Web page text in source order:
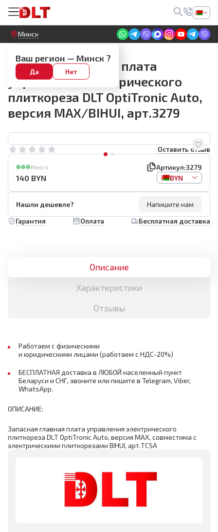
Круглосуточный! Прием заявок на сайте
Минск
Ваш регион — Минск ?
Да Нет
DLT OptiTronic Auto (версия Max)
Запасная главная плата
управления электрического
плиткореза DLT OptiTronic Auto,
версия MAX/BIHUI, арт.3279
Оставить отзыв
Много Артикул:3279
140 BYN BYN
Нашли дешевле?
Напишите нам
Гарантия
Оплата Бесплатная доставка
Описание
Характеристики
Отзывы
Работаем с физическими
и юридическими лицами (работаем с НДС-20%)
БЕСПЛАТНАЯ доставка в ЛЮБОЙ населенный пункт
Беларуси и СНГ, звоните или пишите в Telegram, Viber,
WhatsApp.
ОПИСАНИЕ:
Запасная главная плата управления электрического
плиткореза DLT OptiTronic Auto, версия MAX, совместима с
электрическими плиткорезами BIHUI, арт.TCSA